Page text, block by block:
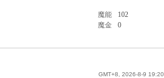
魔能
102
魔金 0
GMT+8, 2026-8-9 19:20